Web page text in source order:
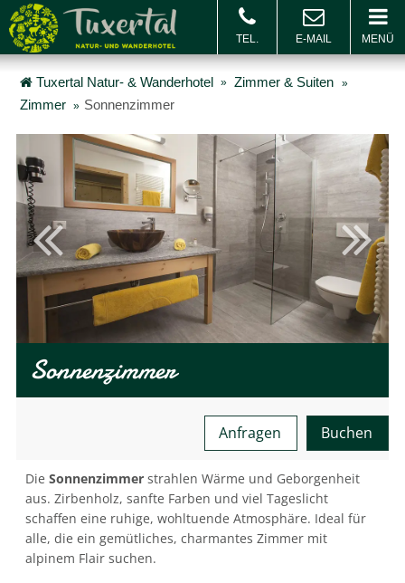
MENÜ
BUCHEN & ANFRAGEN
Tuxertal Natur- & Wanderhotel
Zimmer & Suiten
Zimmer
Sonnenzimmer
Maximalbelegung:
Sonnenzimmer
Buchen
Anfragen
DieSonnenzimmer strahlen Wärme und Geborgenheit
aus. Zirbenholz, sanfte Farben und viel Tageslicht
schaffen eine ruhige, wohltuende Atmosphäre. Ideal für
alle, die ein gemütliches, charmantes Zimmer mit
alpinem Flair suchen.